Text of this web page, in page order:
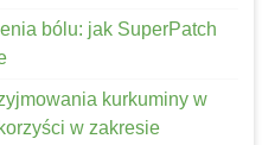
bólu: jak SuperPatch
kurkuminy w
w zakresie